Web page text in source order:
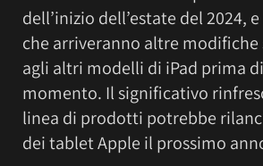
dell’inizio dell’estate del 2024,
che arriveranno altre
agli altri modelli di iPad prima
momento. Il significativo
linea di prodotti potrebbe
dei tablet Apple il prossimo